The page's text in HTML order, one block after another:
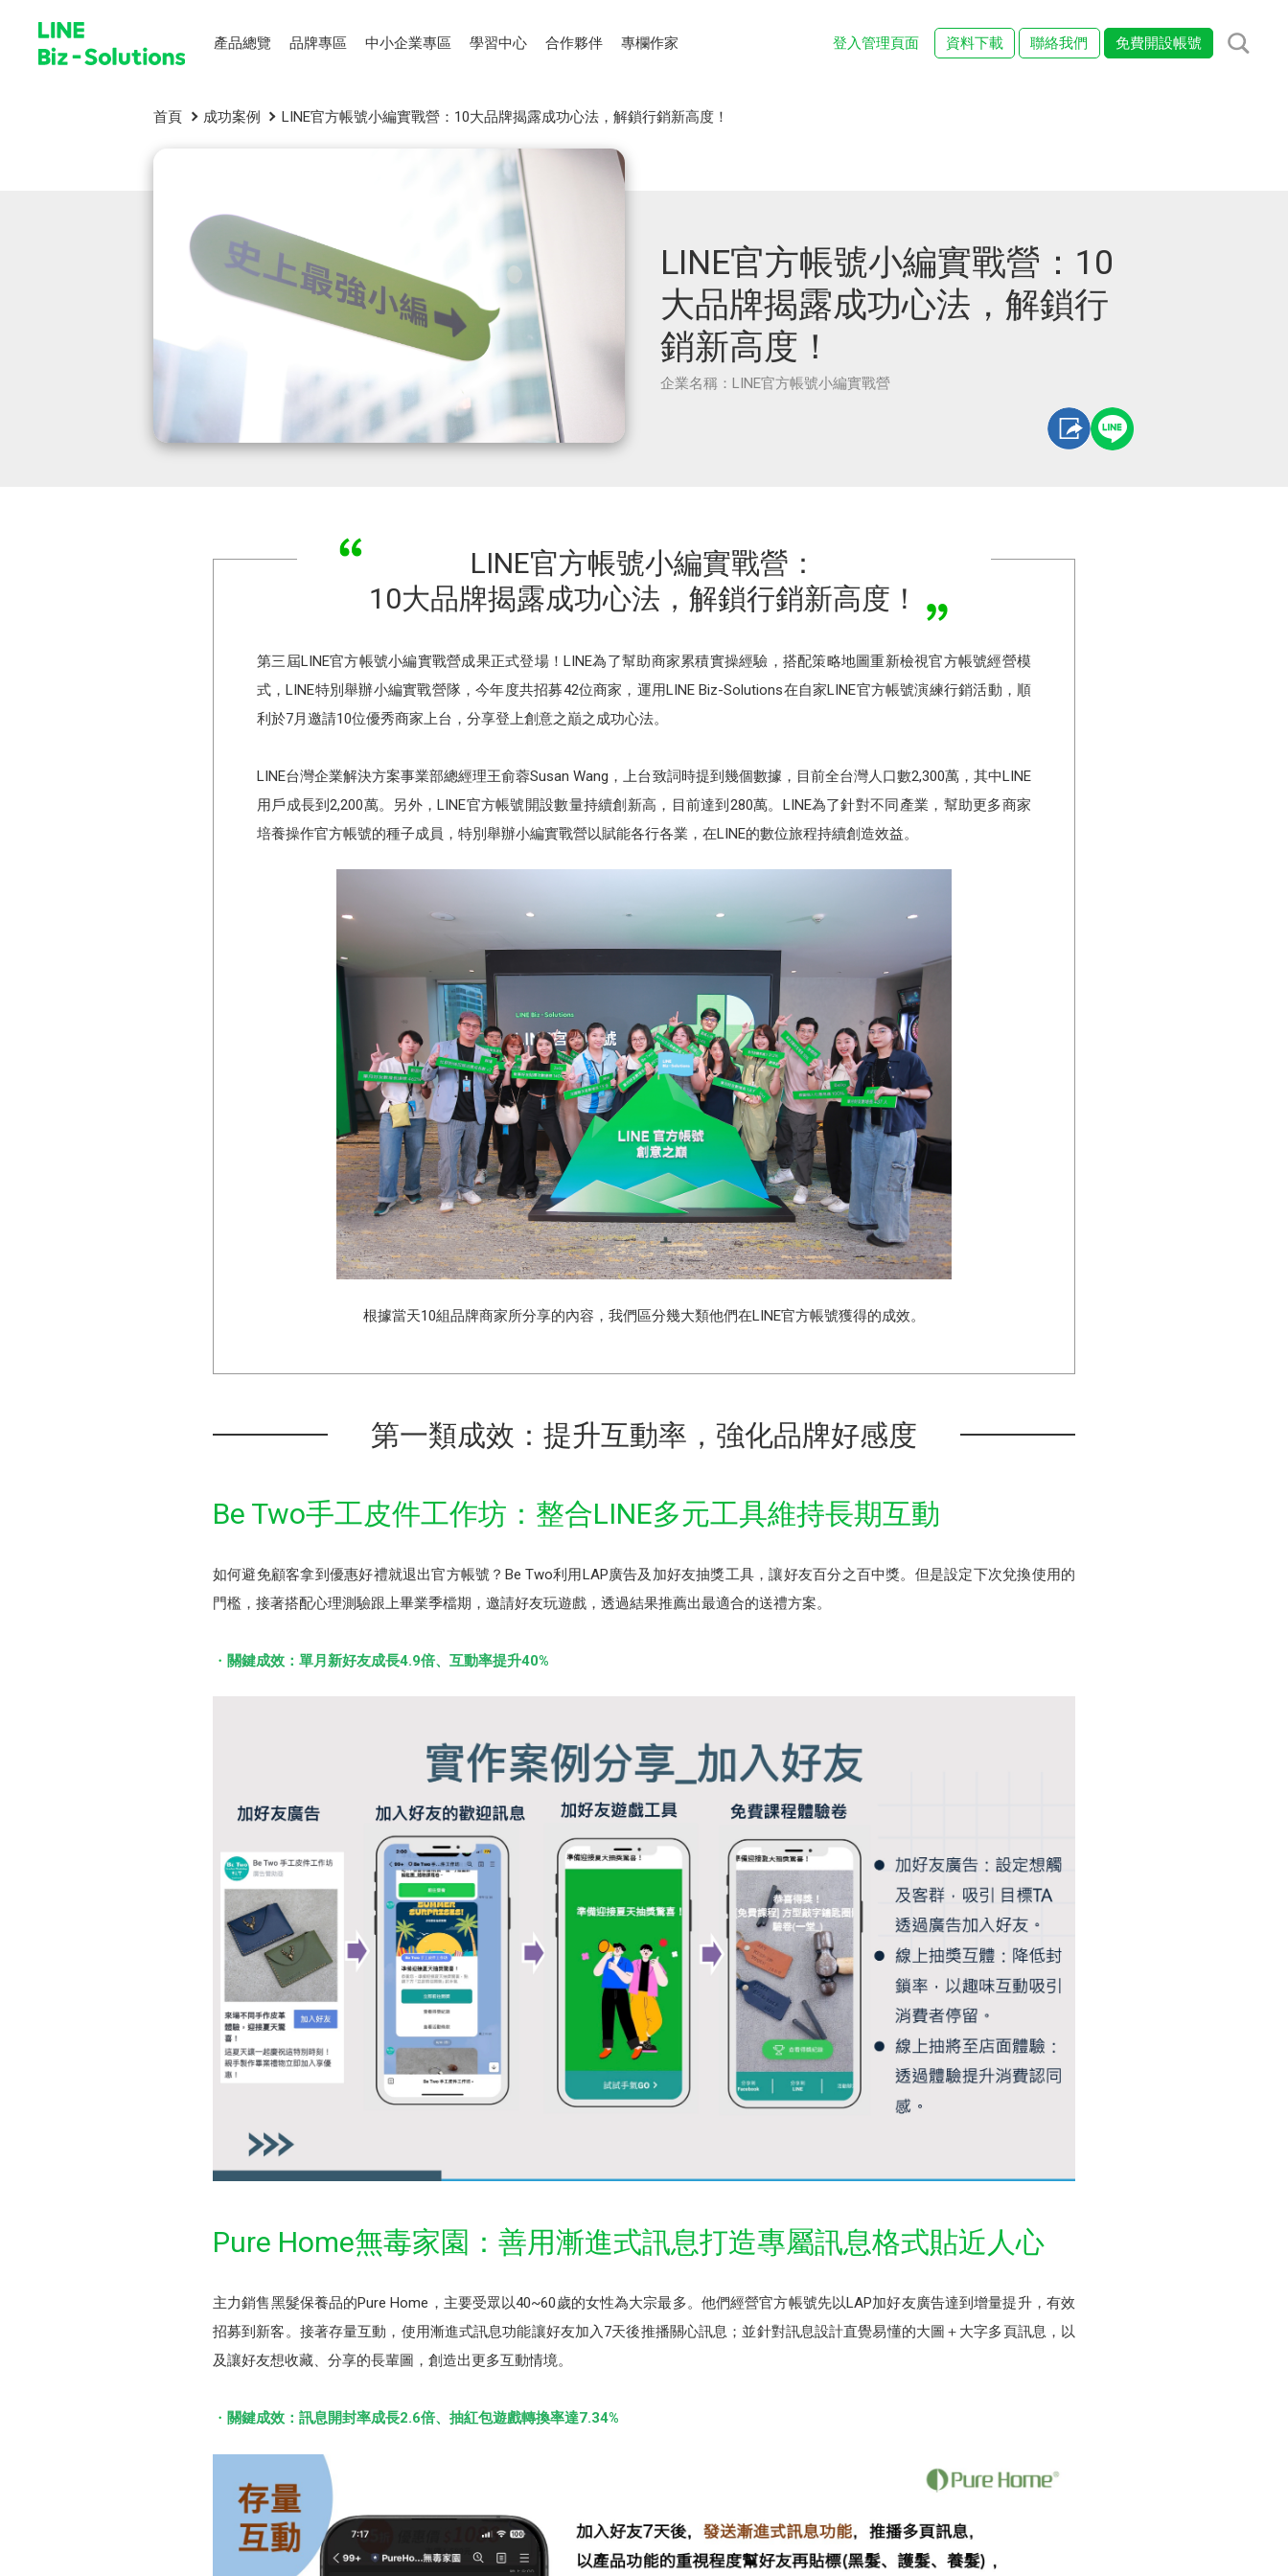
產品總覽 品牌專區 中小企業專區 學習中心 合作夥伴 專欄作家 登入管理頁面 資料下載 聯絡我們 免費開設帳號
首頁 成功案例 LINE官方帳號小編實戰營：10大品牌揭露成功心法，解鎖行銷新高度！
LINE官方帳號小編實戰營：10
大品牌揭露成功心法，解鎖行
銷新高度！
企業名稱：LINE官方帳號小編實戰營
LINE官方帳號小編實戰營：
10大品牌揭露成功心法，解鎖行銷新高度！
第三屆LINE官方帳號小編實戰營成果正式登場！LINE為了幫助商家累積實操經驗，搭配策略地圖重新檢視官方帳號經營模
式，LINE特別舉辦小編實戰營隊，今年度共招募42位商家，運用LINE Biz-Solutions在自家LINE官方帳號演練行銷活動，順
利於7月邀請10位優秀商家上台，分享登上創意之巔之成功心法。
LINE台灣企業解決⽅案事業部總經理王俞蓉Susan Wang，上台致詞時提到幾個數據，目前全台灣人口數2,300萬，其中LINE
用戶成長到2,200萬。另外，LINE官方帳號開設數量持續創新高，目前達到280萬。LINE為了針對不同產業，幫助更多商家
培養操作官方帳號的種子成員，特別舉辦小編實戰營以賦能各行各業，在LINE的數位旅程持續創造效益。
根據當天10組品牌商家所分享的內容，我們區分幾大類他們在LINE官方帳號獲得的成效。
第一類成效：提升互動率，強化品牌好感度
Be Two手工皮件⼯作坊：整合LINE多元工具維持長期互動
如何避免顧客拿到優惠好禮就退出官方帳號？Be Two利用LAP廣告及加好友抽獎⼯具，讓好友百分之百中獎。但是設定下次兌換使用的
門檻，接著搭配心理測驗跟上畢業季檔期，邀請好友玩遊戲，透過結果推薦出最適合的送禮方案。
關鍵成效：單月新好友成長4.9倍、互動率提升40%
Pure Home無毒家園：善用漸進式訊息打造專屬訊息格式貼近人心
主力銷售黑髮保養品的Pure Home，主要受眾以40~60歲的女性為大宗最多。他們經營官方帳號先以LAP加好友廣告達到增量提升，有效
招募到新客。接著存量互動，使用漸進式訊息功能讓好友加入7天後推播關心訊息；並針對訊息設計直覺易懂的大圖＋大字多頁訊息，以
及讓好友想收藏、分享的長輩圖，創造出更多互動情境。
關鍵成效：訊息開封率成長2.6倍、抽紅包遊戲轉換率達7.34%